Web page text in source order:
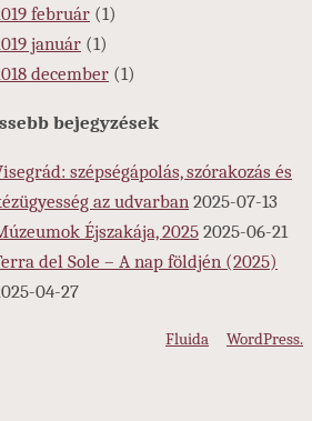
február (1)
január (1)
december (1)
bejegyzések
szépségápolás, szórakozás és
az udvarban 2025-07-13
Éjszakája, 2025 2025-06-21
del Sole – A nap földjén (2025)
04-27
Fluida WordPress.